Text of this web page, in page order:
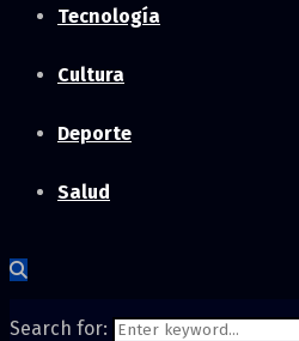
Tecnología
Cultura
Deporte
Salud
Search for: